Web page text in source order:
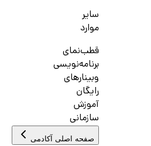
سایر
موارد
قطب‌نمای
برنامه‌نویسی
وبینارهای
رایگان
آموزش
سازمانی
صفحه اصلی آکادمی